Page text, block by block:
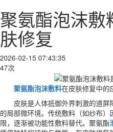
聚氨酯泡沫敷
肤修复
2026-02-15 07:43:35
47次
聚氨酯泡沫敷料在皮肤修复中的
皮肤是人体抵御外界刺激的道
的局部微环境。传统敷料（如纱布
限，逐渐被功能性敷料替代。聚氨酯